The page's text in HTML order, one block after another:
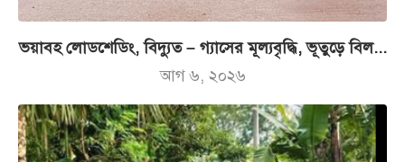
ভয়াবহ লোডশেডিং, বিদ্যুত – গ্যাসের মূল্যবৃদ্ধি, ভূতুড়ে বিল...
আগ ৬, ২০২৬